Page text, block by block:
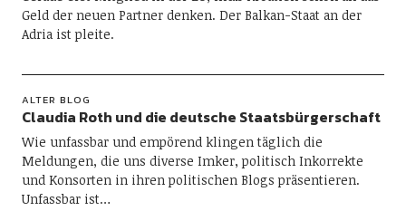
Geld der neuen Partner denken. Der Balkan-Staat an der
Adria ist pleite.
ALTER BLOG
Claudia Roth und die deutsche Staatsbürgerschaft
Wie unfassbar und empörend klingen täglich die
Meldungen, die uns diverse Imker, politisch Inkorrekte
und Konsorten in ihren politischen Blogs präsentieren.
Unfassbar ist…